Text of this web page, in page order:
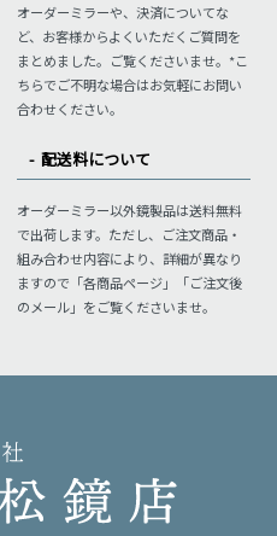
オーダーミラーや、決済についてな
ど、お客様からよくいただくご質問を
まとめました。ご覧くださいませ。*こ
ちらでご不明な場合はお気軽にお問い
合わせください。
配送料について
オーダーミラー以外鏡製品は送料無料
で出荷します。ただし、ご注文商品・
組み合わせ内容により、詳細が異なり
ますので「各商品ページ」「ご注文後
のメール」をご覧くださいませ。